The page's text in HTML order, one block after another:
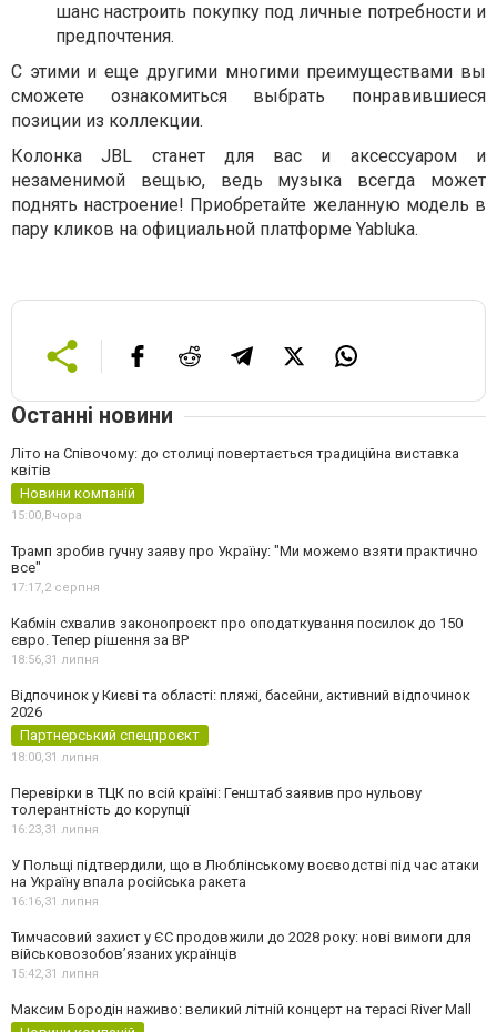
шанс настроить покупку под личные потребности и
предпочтения.
С этими и еще другими многими преимуществами вы
сможете ознакомиться выбрать понравившиеся
позиции из коллекции.
Колонка JBL станет для вас и аксессуаром и
незаменимой вещью, ведь музыка всегда может
поднять настроение! Приобретайте желанную модель в
пару кликов на официальной платформе Yabluka.
Останні новини
Літо на Співочому: до столиці повертається традиційна виставка
квітів
Новини компаній
15:00,Вчора
Трамп зробив гучну заяву про Україну: "Ми можемо взяти практично
все"
17:17,2 серпня
Кабмін схвалив законопроєкт про оподаткування посилок до 150
євро. Тепер рішення за ВР
18:56,31 липня
Відпочинок у Києві та області: пляжі, басейни, активний відпочинок
2026
Партнерський спецпроєкт
18:00,31 липня
Перевірки в ТЦК по всій країні: Генштаб заявив про нульову
толерантність до корупції
16:23,31 липня
У Польщі підтвердили, що в Люблінському воєводстві під час атаки
на Україну впала російська ракета
16:16,31 липня
Тимчасовий захист у ЄС продовжили до 2028 року: нові вимоги для
військовозобов’язаних українців
15:42,31 липня
Максим Бородін наживо: великий літній концерт на терасі River Mall